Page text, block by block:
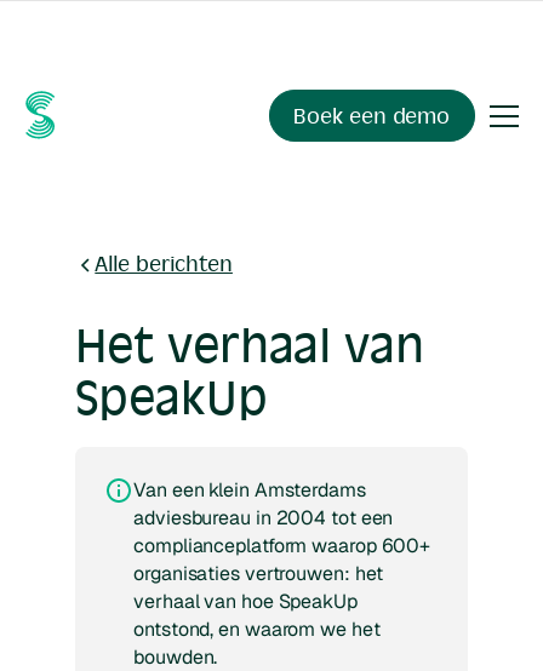
Boek een demo
Alle berichten
Het verhaal van
SpeakUp
Van een klein Amsterdams
adviesbureau in 2004 tot een
complianceplatform waarop 600+
organisaties vertrouwen: het
verhaal van hoe SpeakUp
ontstond, en waarom we het
bouwden.